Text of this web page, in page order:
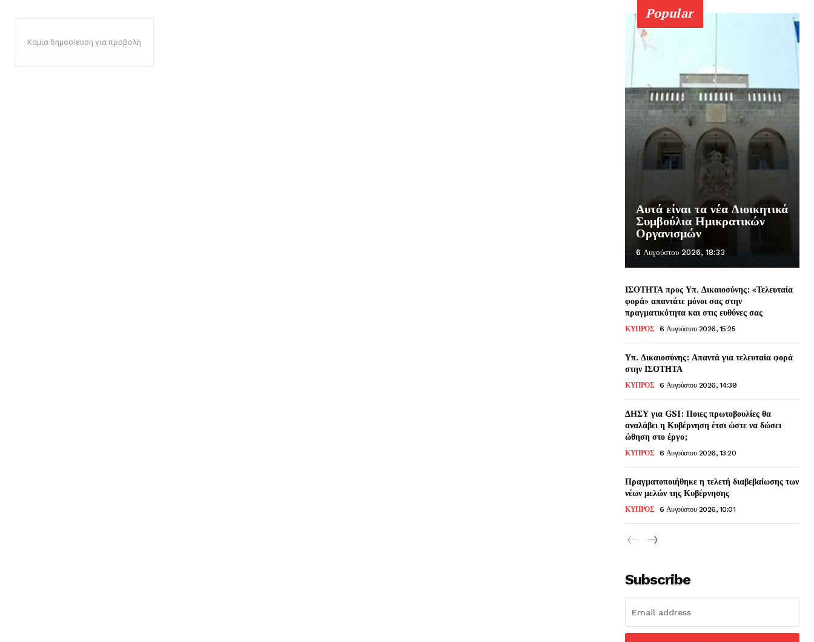
Καμία δημοσίευση για προβολή
Popular
Αυτά είναι τα νέα Διοικητικά
Συμβούλια Ημικρατικών
Οργανισμών
6 Αυγούστου 2026, 18:33
ΙΣΟΤΗΤΑ προς Υπ. Δικαιοσύνης: «Τελευταία
φορά» απαντάτε μόνοι σας στην
πραγματικότητα και στις ευθύνες σας
ΚΥΠΡΟΣ 6 Αυγούστου 2026, 15:25
Υπ. Δικαιοσύνης: Απαντά για τελευταία φορά
στην ΙΣΟΤΗΤΑ
ΚΥΠΡΟΣ 6 Αυγούστου 2026, 14:39
ΔΗΣΥ για GSI: Ποιες πρωτοβουλίες θα
αναλάβει η Κυβέρνηση έτσι ώστε να δώσει
ώθηση στο έργο;
ΚΥΠΡΟΣ 6 Αυγούστου 2026, 13:20
Πραγματοποιήθηκε η τελετή διαβεβαίωσης των
νέων μελών της Κυβέρνησης
ΚΥΠΡΟΣ 6 Αυγούστου 2026, 10:01
Subscribe